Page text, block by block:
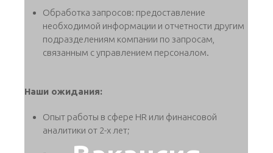
Обработка запросов: предоставление
необходимой информации и отчетности другим
подразделениям компании по запросам,
связанным с управлением персоналом.
Наши ожидания:
Опыт работы в сфере HR или финансовой
аналитики от 2-х лет;